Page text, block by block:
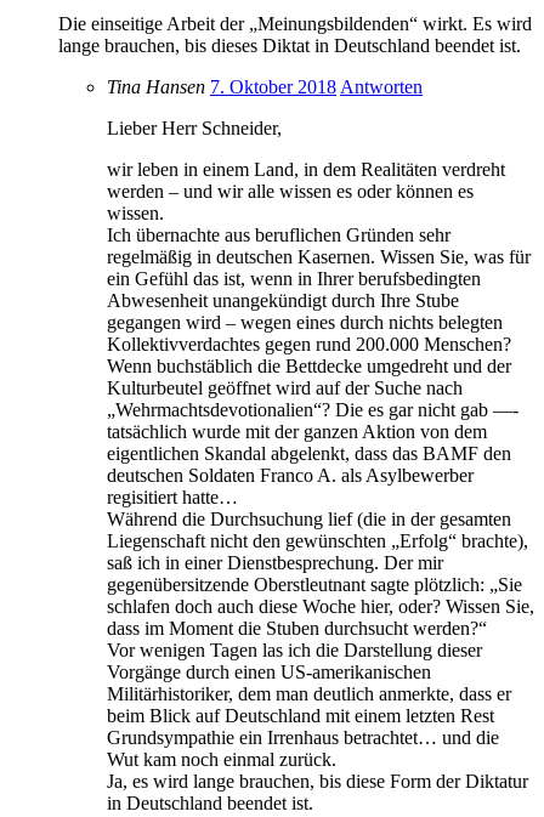
Die einseitige Arbeit der „Meinungsbildenden“ wirkt. Es wird
lange brauchen, bis dieses Diktat in Deutschland beendet ist.
Tina Hansen 7. Oktober 2018 Antworten
Lieber Herr Schneider,
wir leben in einem Land, in dem Realitäten verdreht
werden – und wir alle wissen es oder können es
wissen.
Ich übernachte aus beruflichen Gründen sehr
regelmäßig in deutschen Kasernen. Wissen Sie, was für
ein Gefühl das ist, wenn in Ihrer berufsbedingten
Abwesenheit unangekündigt durch Ihre Stube
gegangen wird – wegen eines durch nichts belegten
Kollektivverdachtes gegen rund 200.000 Menschen?
Wenn buchstäblich die Bettdecke umgedreht und der
Kulturbeutel geöffnet wird auf der Suche nach
„Wehrmachtsdevotionalien“? Die es gar nicht gab —-
tatsächlich wurde mit der ganzen Aktion von dem
eigentlichen Skandal abgelenkt, dass das BAMF den
deutschen Soldaten Franco A. als Asylbewerber
regisitiert hatte…
Während die Durchsuchung lief (die in der gesamten
Liegenschaft nicht den gewünschten „Erfolg“ brachte),
saß ich in einer Dienstbesprechung. Der mir
gegenübersitzende Oberstleutnant sagte plötzlich: „Sie
schlafen doch auch diese Woche hier, oder? Wissen Sie,
dass im Moment die Stuben durchsucht werden?“
Vor wenigen Tagen las ich die Darstellung dieser
Vorgänge durch einen US-amerikanischen
Militärhistoriker, dem man deutlich anmerkte, dass er
beim Blick auf Deutschland mit einem letzten Rest
Grundsympathie ein Irrenhaus betrachtet… und die
Wut kam noch einmal zurück.
Ja, es wird lange brauchen, bis diese Form der Diktatur
in Deutschland beendet ist.